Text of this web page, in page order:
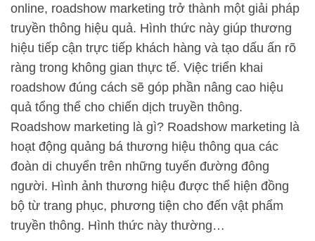
online, roadshow marketing trở thành một giải pháp
truyền thông hiệu quả. Hình thức này giúp thương
hiệu tiếp cận trực tiếp khách hàng và tạo dấu ấn rõ
ràng trong không gian thực tế. Việc triển khai
roadshow đúng cách sẽ góp phần nâng cao hiệu
quả tổng thể cho chiến dịch truyền thông.
Roadshow marketing là gì? Roadshow marketing là
hoạt động quảng bá thương hiệu thông qua các
đoàn di chuyển trên những tuyến đường đông
người. Hình ảnh thương hiệu được thể hiện đồng
bộ từ trang phục, phương tiện cho đến vật phẩm
truyền thông. Hình thức này thường…